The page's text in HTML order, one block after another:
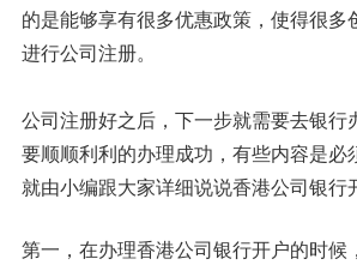
的是能够享有很多优惠政策，使得很多
进行公司注册。
公司注册好之后，下一步就需要去银行
要顺顺利利的办理成功，有些内容是必
就由小编跟大家详细说说香港公司银行
第一，在办理香港公司银行开户的时候